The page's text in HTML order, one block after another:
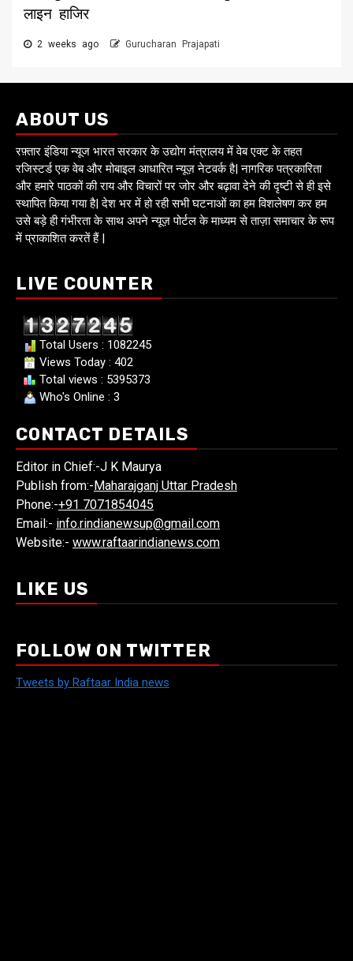
लाइन हाजिर
2 weeks ago Gurucharan Prajapati
ABOUT US
रफ़्तार इंडिया न्यूज भारत सरकार के उद्योग मंत्रालय में वेब एक्ट के तहत
रजिस्टर्ड एक वेब और मोबाइल आधारित न्यूज़ नेटवर्क है| नागरिक पत्रकारिता
और हमारे पाठकों की राय और विचारों पर जोर और बढ़ावा देने की दृष्टी से ही इसे
स्थापित किया गया है| देश भर में हो रही सभी घटनाओं का हम विशलेषण कर हम
उसे बड़े ही गंभीरता के साथ अपने न्यूज़ पोर्टल के माध्यम से ताज़ा समाचार के रूप
में प्राकाशित करतें हैं |
LIVE COUNTER
Total Users : 1082245
Views Today : 402
Total views : 5395373
Who's Online : 3
CONTACT DETAILS
Editor in Chief:-J K Maurya
Publish from:-Maharajganj Uttar Pradesh
Phone:-+91 7071854045
Email:- info.rindianewsup@gmail.com
Website:- www.raftaarindianews.com
LIKE US
FOLLOW ON TWITTER
Tweets by Raftaar India news